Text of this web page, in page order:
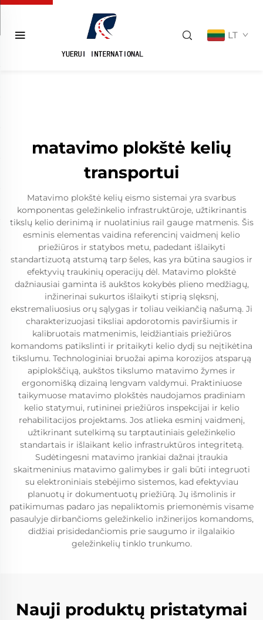
LT
matavimo plokštė kelių
transportui
Matavimo plokštė kelių eismo sistemai yra svarbus
komponentas geležinkelio infrastruktūroje, užtikrinantis
tikslų kelio derinimą ir nuolatinius rail gauge matmenis. Šis
esminis elementas vaidina referencinį vaidmenį kelio
priežiūros ir statybos metu, padedant išlaikyti
standartizuotą atstumą tarp šeles, kas yra būtina saugios ir
efektyvių traukinių operacijų dėl. Matavimo plokštė
dažniausiai gaminta iš aukštos kokybės plieno medžiagų,
inžinerinai sukurtos išlaikyti stiprią slęksnį,
ekstremaliuosius orų sąlygas ir toliau veikiančią našumą. Ji
charakterizuojasi tiksliai apdorotomis paviršiumis ir
kalibruotais matmenimis, leidžiantiais priežiūros
komandoms patikslinti ir pritaikyti kelio dydį su neįtikėtina
tikslumu. Technologiniai bruožai apima korozijos atsparųą
apiplokščiųą, aukštos tikslumo matavimo žymes ir
ergonomišką dizainą lengvam valdymui. Praktiniuose
taikymuose matavimo plokštės naudojamos pradiniam
kelio statymui, rutininei priežiūros inspekcijai ir kelio
rehabilitacijos projektams. Jos atlieka esminį vaidmenį,
užtikrinant sutelkimą su tarptautiniais geležinkelio
standartais ir išlaikant kelio infrastruktūros integritetą.
Sudėtingesni matavimo įrankiai dažnai įtraukia
skaitmeninius matavimo galimybes ir gali būti integruoti
su elektroniniais stebėjimo sistemos, kad efektyviau
planuotų ir dokumentuotų priežiūrą. Jų išmolinis ir
patikimumas padaro jas nepaliktomis priemonėmis visame
pasaulyje dirbančioms geležinkelio inžinerijos komandoms,
didžiai prisidedančiomis prie saugumo ir ilgalaikio
geležinkelių tinklo trunkumo.
Nauji produktų pristatymai